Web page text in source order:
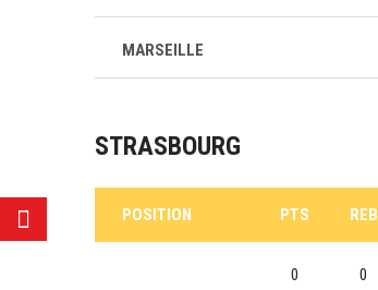
MARSEILLE
STRASBOURG
POSITION PTS REB
0 0